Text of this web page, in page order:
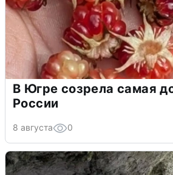
В Югре созрела самая
России
8 августа 0